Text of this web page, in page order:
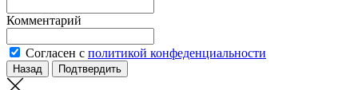
Комментарий
Согласен с политикой конфеденциальности
Назад Подтвердить